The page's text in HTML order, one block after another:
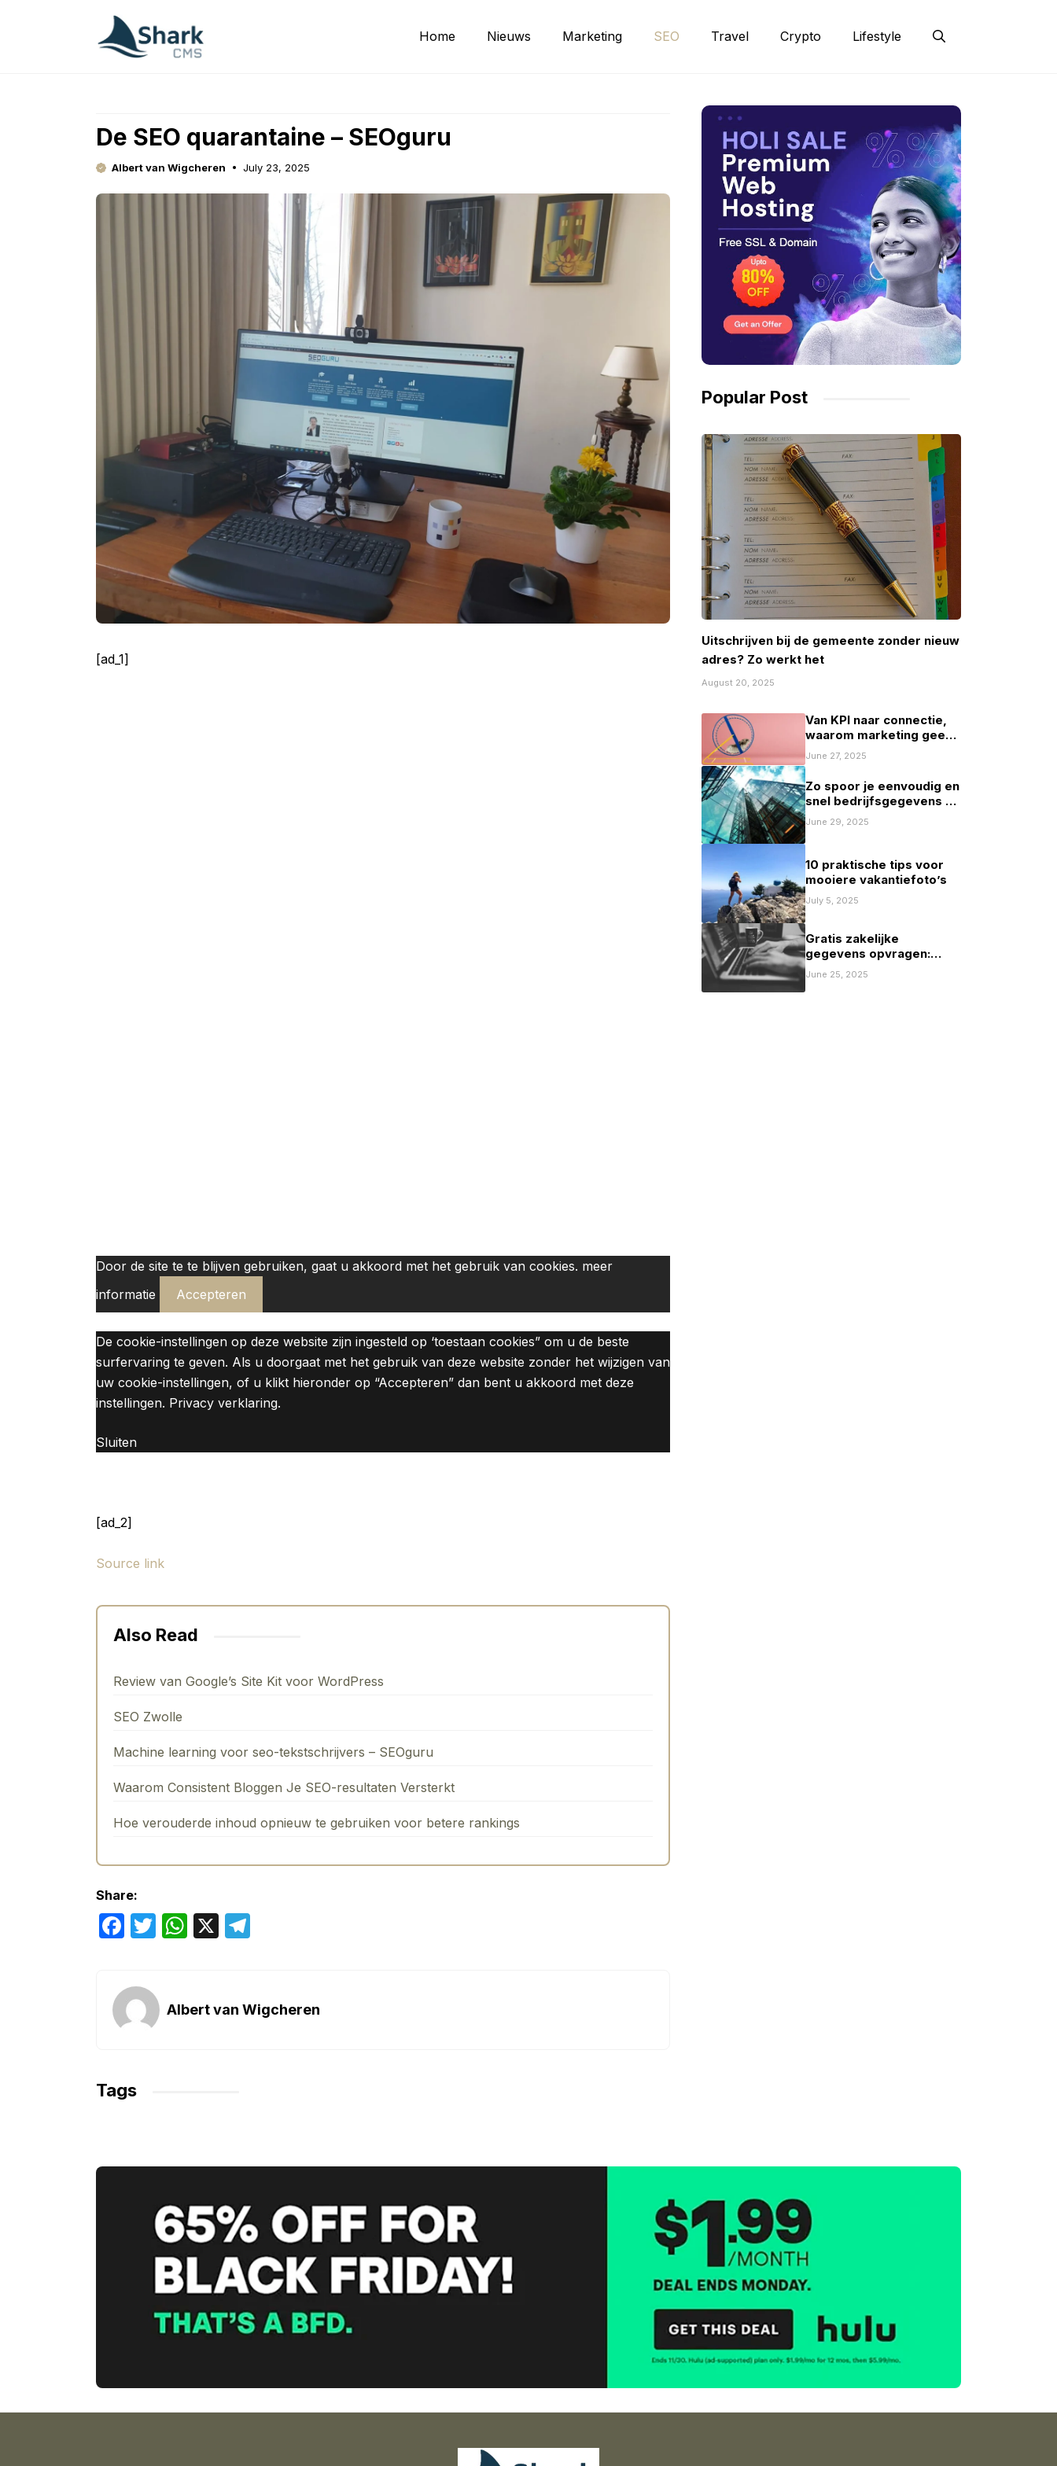
Home Nieuws Marketing SEO Travel Crypto Lifestyle
De SEO quarantaine – SEOguru
Albert van Wigcheren July 23, 2025
[ad_1]
Door de site te te blijven gebruiken, gaat u akkoord met het gebruik van cookies. meer
informatie
Accepteren
De cookie-instellingen op deze website zijn ingesteld op ‘toestaan cookies” om u de beste
surfervaring te geven. Als u doorgaat met het gebruik van deze website zonder het wijzigen van
uw cookie-instellingen, of u klikt hieronder op “Accepteren” dan bent u akkoord met deze
instellingen. Privacy verklaring.
Sluiten
[ad_2]
Source link
Also Read
Review van Google’s Site Kit voor WordPress
SEO Zwolle
Machine learning voor seo-tekstschrijvers – SEOguru
Waarom Consistent Bloggen Je SEO-resultaten Versterkt
Hoe verouderde inhoud opnieuw te gebruiken voor betere rankings
Share:
F
e
b
k
T
er
W
s
X
gr
a
Albert van Wigcheren
Tags
Popular Post
Uitschrijven bij de gemeente zonder nieuw
adres? Zo werkt het
August 20, 2025
Van KPI naar connectie,
waarom marketing geen
spelletje scoren mag zijn
June 27, 2025
Zo spoor je eenvoudig en
snel bedrijfsgegevens op
in Nederland
June 29, 2025
10 praktische tips voor
mooiere vakantiefoto’s
July 5, 2025
Gratis zakelijke
gegevens opvragen:
mogelijkheden en
beperkingen
June 25, 2025